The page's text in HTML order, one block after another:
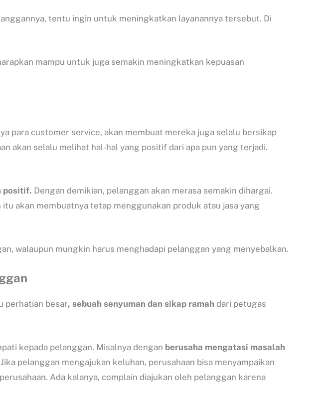
tentu ingin untuk meningkatkan layanannya tersebut. Di
mampu untuk juga semakin meningkatkan kepuasan
para customer service, akan membuat mereka juga selalu bersikap
akan selalu melihat hal-hal yang positif dari apa pun yang terjadi.
positif. Dengan demikian, pelanggan akan merasa semakin dihargai.
akan membuatnya tetap menggunakan produk atau jasa yang
walaupun mungkin harus menghadapi pelanggan yang menyebalkan.
perhatian besar, sebuah senyuman dan sikap ramah dari petugas
kepada pelanggan. Misalnya dengan berusaha mengatasi masalah
Jika pelanggan mengajukan keluhan, perusahaan bisa menyampaikan
Ada kalanya, complain diajukan oleh pelanggan karena